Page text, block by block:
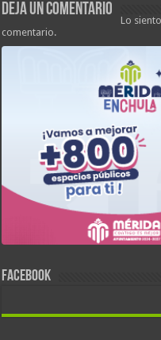
Deja un comentario
Lo
comentario.
FACEBOOK